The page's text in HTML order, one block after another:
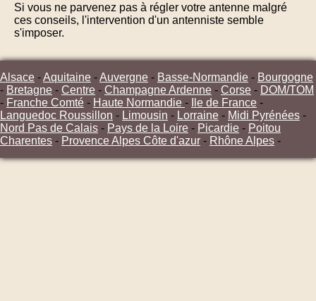
Si vous ne parvenez pas à régler votre antenne malgré
ces conseils, l'intervention d'un antenniste semble
s'imposer.
Alsace -Aquitaine -Auvergne - Basse-Normandie - Bourgogne
- Bretagne - Centre - Champagne Ardenne - Corse - DOM/TOM
- Franche Comté - Haute Normandie - Ile de France -
Languedoc Roussillon - Limousin - Lorraine - Midi Pyrénées -
Nord Pas de Calais - Pays de la Loire - Picardie - Poitou
Charentes - Provence Alpes Côte d'azur - Rhône Alpes -